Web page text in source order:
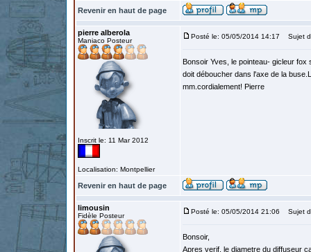
Revenir en haut de page
pierre alberola
Maniaco Posteur
Inscrit le: 11 Mar 2012
Localisation: Montpellier
Posté le: 05/05/2014 14:17 Sujet
Bonsoir Yves, le pointeau- gicleur
doit déboucher dans l'axe de la
mm.cordialement! Pierre
Revenir en haut de page
limousin
Fidèle Posteur
Posté le: 05/05/2014 21:06 Sujet
Bonsoir,
Apres verif, le diametre du diffuseur